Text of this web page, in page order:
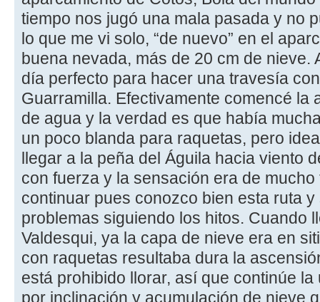
tiempo nos jugó una mala pasada y no
lo que me vi solo, “de nuevo” en el
buena nevada, más de 20 cm de nieve.
día perfecto para hacer una travesía
Guarramilla. Efectivamente comencé la
de agua y la verdad es que había
un poco blanda para raquetas, pero
llegar a la peña del Águila hacia viento
con fuerza y la sensación era de
continuar pues conozco bien esta ruta
problemas siguiendo los hitos. Cuando
Valdesqui, ya la capa de nieve era en
con raquetas resultaba dura la
está prohibido llorar, así que continúe
por inclinación y acumulación de nieve